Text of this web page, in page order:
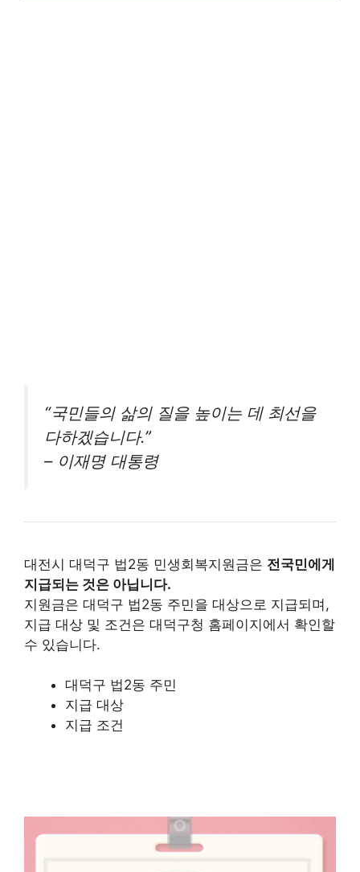
“국민들의 삶의 질을 높이는 데 최선을
다하겠습니다.”
– 이재명 대통령
대전시 대덕구 법2동 민생회복지원금은 전국민에게
지급되는 것은 아닙니다.
지원금은 대덕구 법2동 주민을 대상으로 지급되며,
지급 대상 및 조건은 대덕구청 홈페이지에서 확인할
수 있습니다.
대덕구 법2동 주민
지급 대상
지급 조건